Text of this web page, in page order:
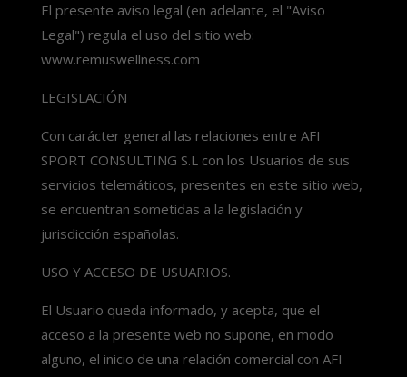
El presente aviso legal (en adelante, el "Aviso
Legal") regula el uso del sitio web:
www.remuswellness.com
LEGISLACIÓN
Con carácter general las relaciones entre AFI
SPORT CONSULTING S.L con los Usuarios de sus
servicios telemáticos, presentes en este sitio web,
se encuentran sometidas a la legislación y
jurisdicción españolas.
USO Y ACCESO DE USUARIOS.
El Usuario queda informado, y acepta, que el
acceso a la presente web no supone, en modo
alguno, el inicio de una relación comercial con AFI